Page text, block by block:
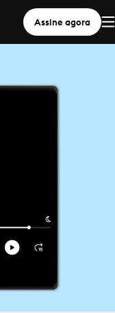
Assine agora